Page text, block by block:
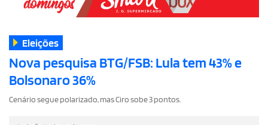
Eleições
Nova pesquisa BTG/FSB: Lula tem 43% e
Bolsonaro 36%
Cenário segue polarizado, mas Ciro sobe 3 pontos.